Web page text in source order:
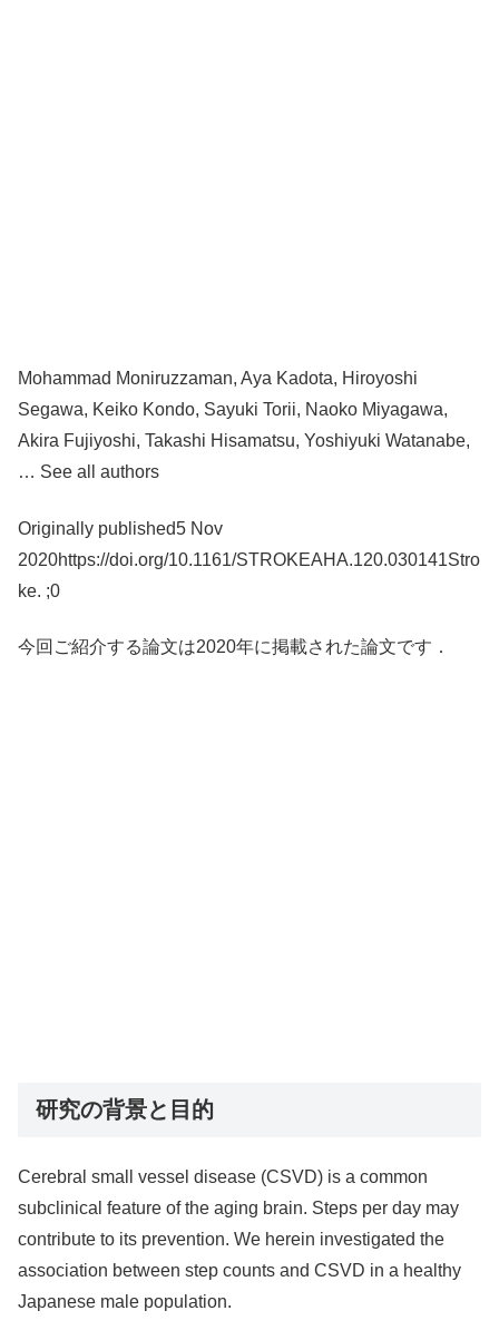
Mohammad Moniruzzaman, Aya Kadota, Hiroyoshi
Segawa, Keiko Kondo, Sayuki Torii, Naoko Miyagawa,
Akira Fujiyoshi, Takashi Hisamatsu, Yoshiyuki Watanabe,
… See all authors
Originally published5 Nov
2020https://doi.org/10.1161/STROKEAHA.120.030141Stro
ke. ;0
今回ご紹介する論文は2020年に掲載された論文です．
研究の背景と目的
Cerebral small vessel disease (CSVD) is a common
subclinical feature of the aging brain. Steps per day may
contribute to its prevention. We herein investigated the
association between step counts and CSVD in a healthy
Japanese male population.